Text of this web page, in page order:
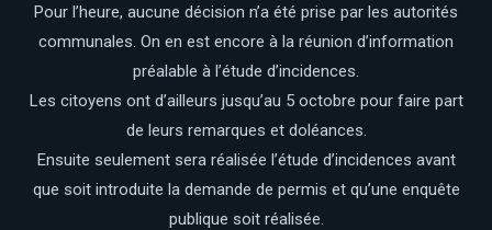
Pour l’heure, aucune décision n’a été prise par les autorités
communales. On en est encore à la réunion d’information
préalable à l’étude d’incidences.
Les citoyens ont d’ailleurs jusqu’au 5 octobre pour faire part
de leurs remarques et doléances.
Ensuite seulement sera réalisée l’étude d’incidences avant
que soit introduite la demande de permis et qu’une enquête
publique soit réalisée.